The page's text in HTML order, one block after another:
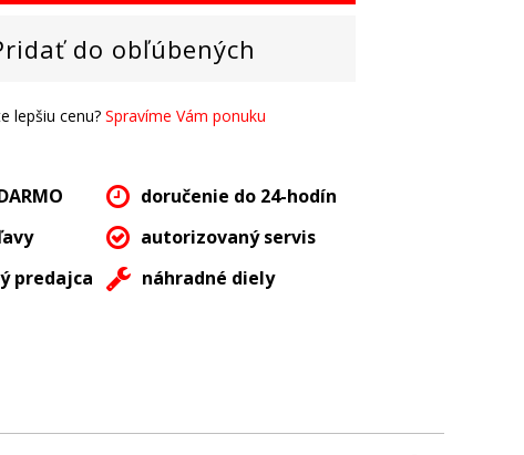
do obľúbených
lepšiu cenu? Spravíme Vám ponuku
doručenie do 24-hodín
autorizovaný servis
predajca
náhradné diely